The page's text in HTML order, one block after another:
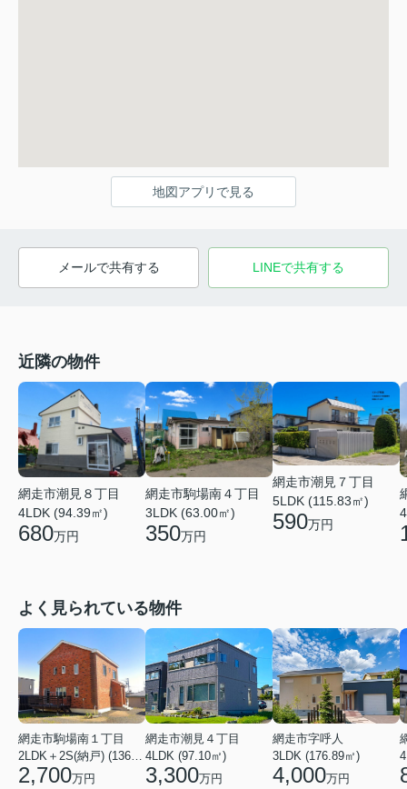
地図アプリで見る
メールで共有する LINEで共有する
近隣の物件
網走市潮見８丁目
4LDK (94.39㎡)
680万円
網走市駒場南４丁目
3LDK (63.00㎡)
350万円
網走市潮見７丁目
5LDK (115.83㎡)
590万円
よく見られている物件
網走市駒場南１丁目
2LDK＋2S(納戸) (136.46㎡)
2,700万円
網走市潮見４丁目
4LDK (97.10㎡)
3,300万円
網走市字呼人
3LDK (176.89㎡)
4,000万円